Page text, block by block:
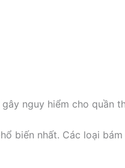
nguy hiểm cho quần
biến nhất. Các loại